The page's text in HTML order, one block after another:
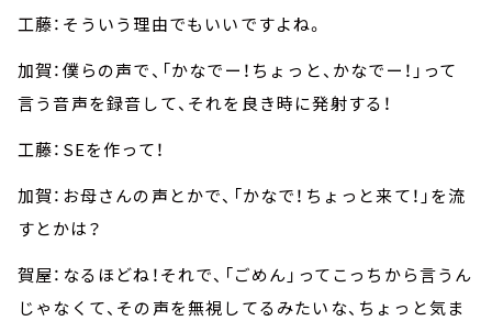
工藤：そういう理由でもいいですよね。
加賀：僕らの声で、「かなでー！ちょっと、かなでー！」って
言う音声を録音して、それを良き時に発射する！
工藤：SEを作って！
加賀：お母さんの声とかで、「かなで！ちょっと来て！」を流
すとかは？
賀屋：なるほどね！それで、「ごめん」ってこっちから言うん
じゃなくて、その声を無視してるみたいな、ちょっと気ま